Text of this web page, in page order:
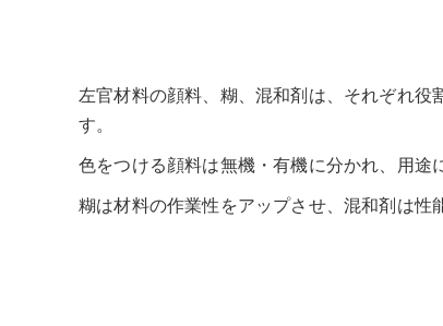
左官材料の顔料、糊、混和剤は、それぞれ
す。
色をつける顔料は無機・有機に分かれ、用途
糊は材料の作業性をアップさせ、混和剤は性